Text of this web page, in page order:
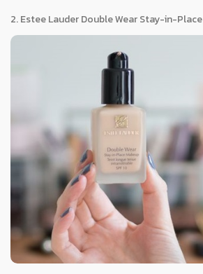
2. Estee Lauder Double Wear Stay-in-Place